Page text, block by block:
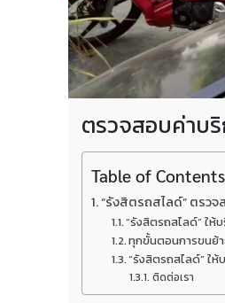
ตรวจสอบค่าบ
Table of Contents
“รังสิตรถสไลด์” ตรว
“รังสิตรถสไลด์” ใ
ทุกขั้นตอนการขนย้า
“รังสิตรถสไลด์” ใ
ติดต่อเรา